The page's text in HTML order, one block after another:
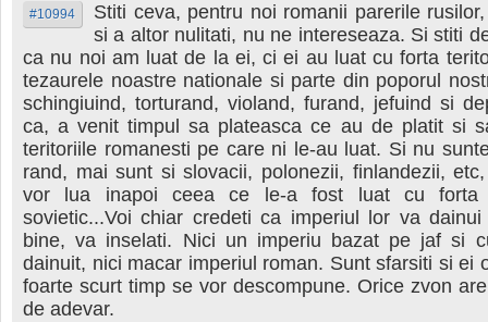
#10994
Stiti ceva, pentru noi romanii parerile
si a altor nulitati, nu ne intereseaza. Si stiti
ca nu noi am luat de la ei, ci ei au luat cu forta
tezaurele noastre nationale si parte din poporul
schingiuind, torturand, violand, furand, jefuind si
ca, a venit timpul sa plateasca ce au de platit si
teritoriile romanesti pe care ni le-au luat. Si nu
rand, mai sunt si slovacii, polonezii, finlandezii,
vor lua inapoi ceea ce le-a fost luat cu forta
sovietic...Voi chiar credeti ca imperiul lor va
bine, va inselati. Nici un imperiu bazat pe jaf si
dainuit, nici macar imperiul roman. Sunt sfarsiti si ei
foarte scurt timp se vor descompune. Orice zvon
de adevar.